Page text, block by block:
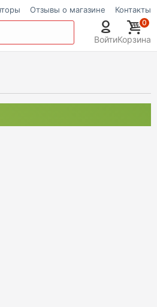
Отзывы о магазине Контакты
Войти
0
Корзина